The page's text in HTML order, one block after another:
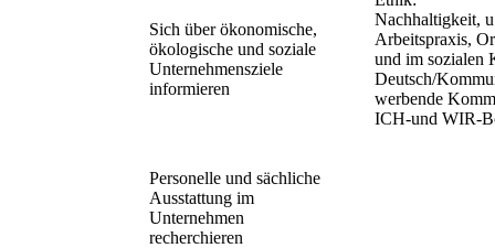
Sich über ökonomische,
ökologische und soziale
Unternehmensziele
informieren
Nachhaltigkeit,
Arbeitspraxis,
und im sozialen
Deutsch/
werbende
ICH-und WIR-
Personelle und sächliche
Ausstattung im
Unternehmen
recherchieren